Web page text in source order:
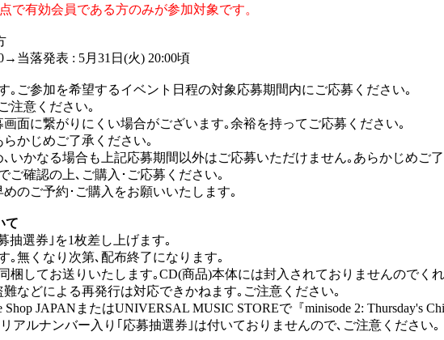
で有効会員である方のみが参加対象です。
当落発表 : 5月31日(火) 20:00頃
ご参加を希望するイベント日程の対象応募期間内にご応募ください｡
注意ください｡
面に繋がりにくい場合がございます｡余裕を持ってご応募ください｡
かじめご了承ください｡
かなる場合も上記応募期間以外はご応募いただけません｡あらかじめご
確認の上､ご購入･ご応募ください｡
のご予約･ご購入をお願いいたします｡
て
抽選券｣を1枚差し上げます｡
無くなり次第､配布終了になります｡
してお送りいたします｡CD(商品)本体には封入されておりませんのでく
などによる再発行は対応できかねます｡ご注意ください｡
JAPANまたはUNIVERSAL MUSIC STOREで『minisode 2: Thursday's
アルナンバー入り｢応募抽選券｣は付いておりませんので､ご注意ください｡